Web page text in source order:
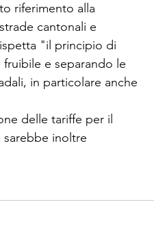
riferimento alla
cantonali e
"il principio di
e separando le
in particolare anche
delle tariffe per il
inoltre